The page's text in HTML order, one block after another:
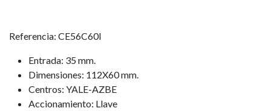
Referencia: CE56C60I
Entrada: 35 mm.
Dimensiones: 112X60 mm.
Centros: YALE-AZBE
Accionamiento: Llave